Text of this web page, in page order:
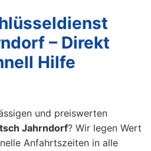
– Direkt
Hilfe
und preiswerten
Jahrndorf? Wir legen Wert
Anfahrtszeiten in alle